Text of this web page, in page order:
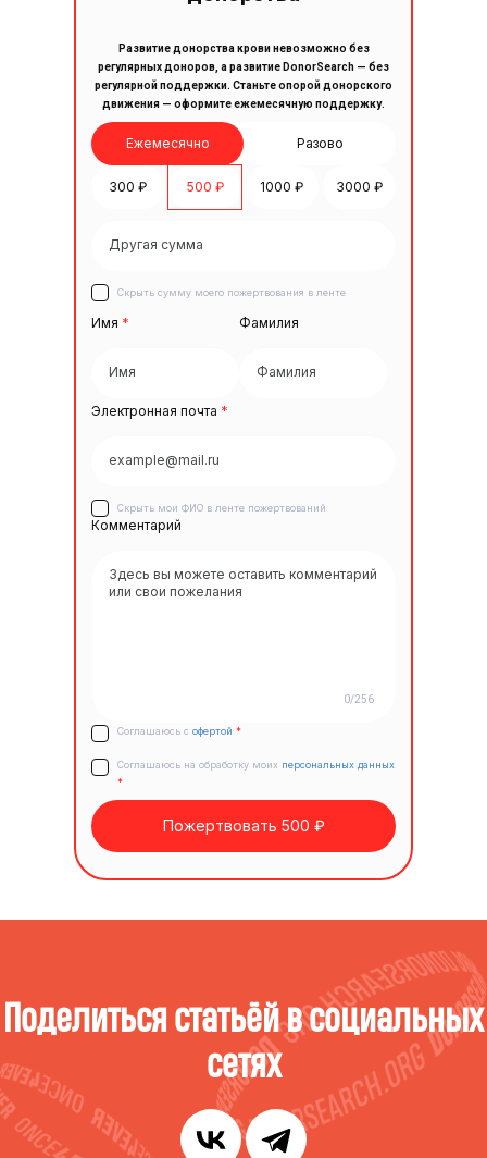
Развитие донорства крови невозможно без
регулярных доноров, а развитие DonorSearch — без
регулярной поддержки. Станьте опорой донорского
движения — оформите ежемесячную поддержку.
Ежемесячно Разово
300 ₽ 500 ₽ 1000 ₽ 3000 ₽
Скрыть сумму моего пожертвования в ленте
Имя * Фамилия
Электронная почта *
Скрыть мои ФИО в ленте пожертвований
Комментарий
0/256
Соглашаюсь с офертой *
Соглашаюсь на обработку моих персональных данных
*
Пожертвовать 500 ₽
Поделиться статьёй в социальных
сетях